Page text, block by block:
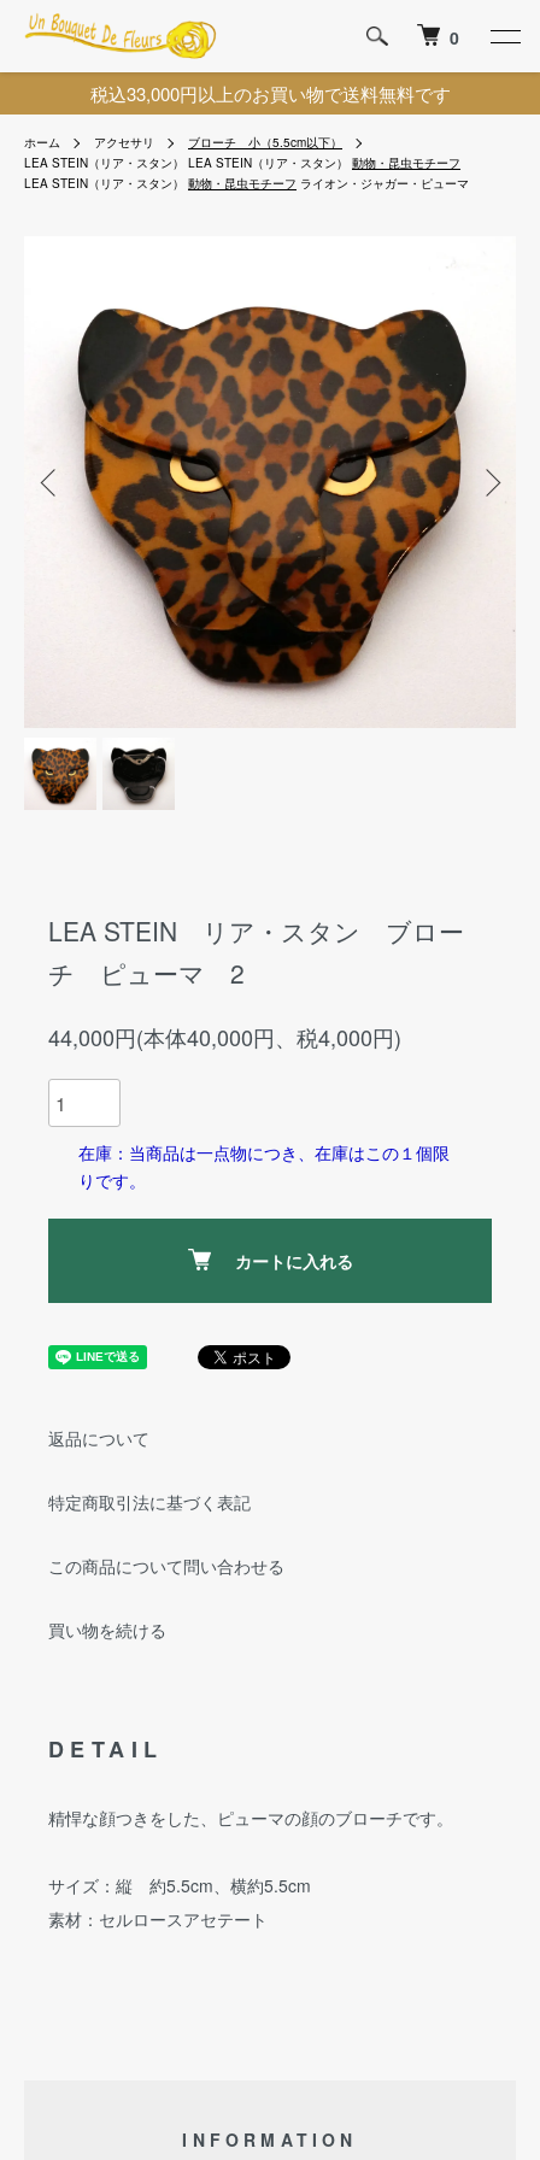
税込33,000円以上のお買い物で送料無料です
0
ホーム アクセサリ
ブローチ 小（5.5cm以下）
LEA STEIN（リア・スタン）
LEA STEIN（リア・スタン）
動物・昆虫モチーフ
LEA STEIN（リア・スタン）
動物・昆虫モチーフ ライオン・ジャガー・ピューマ
LEA STEIN リア・スタン ブロー
チ ピューマ 2
44,000円(本体40,000円、税4,000円)
在庫：当商品は一点物につき、在庫はこの１個限
りです。
カートに入れる
返品について
特定商取引法に基づく表記
この商品について問い合わせる
買い物を続ける
DETAIL
精悍な顔つきをした、ピューマの顔のブローチです。
サイズ：縦 約5.5cm、横約5.5cm
素材：セルロースアセテート
INFORMATION